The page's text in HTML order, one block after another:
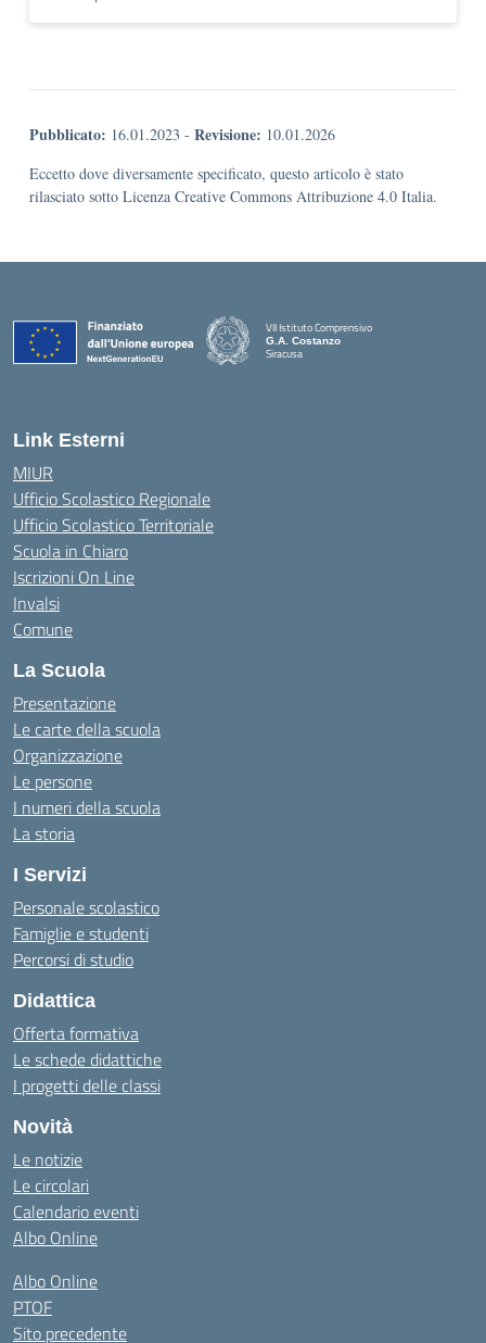
Pubblicato: 16.01.2023 - Revisione: 10.01.2026
Eccetto dove diversamente specificato, questo articolo è stato
rilasciato sotto Licenza Creative Commons Attribuzione 4.0 Italia.
VII Istituto Comprensivo
G.A. Costanzo
Siracusa
Link Esterni
MIUR
Ufficio Scolastico Regionale
Ufficio Scolastico Territoriale
Scuola in Chiaro
Iscrizioni On Line
Invalsi
Comune
La Scuola
Presentazione
Le carte della scuola
Organizzazione
Le persone
I numeri della scuola
La storia
I Servizi
Personale scolastico
Famiglie e studenti
Percorsi di studio
Didattica
Offerta formativa
Le schede didattiche
I progetti delle classi
Novità
Le notizie
Le circolari
Calendario eventi
Albo Online
Albo Online
PTOF
Sito precedente